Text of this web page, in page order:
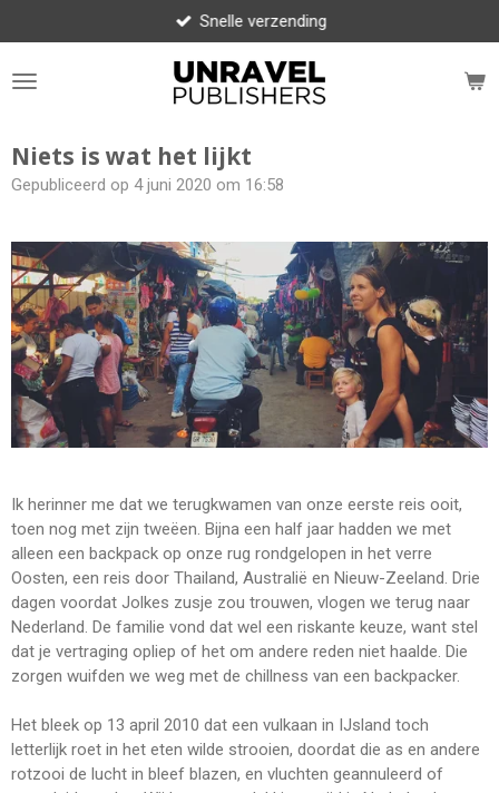
direct
naar
de
Snelle verzending
Niets is wat het lijkt
Gepubliceerd op 4 juni 2020 om 16:58
Ik herinner me dat we terugkwamen van onze eerste reis ooit,
toen nog met zijn tweëen. Bijna een half jaar hadden we met
alleen een backpack op onze rug rondgelopen in het verre
Oosten, een reis door Thailand, Australië en Nieuw-Zeeland. Drie
dagen voordat Jolkes zusje zou trouwen, vlogen we terug naar
Nederland. De familie vond dat wel een riskante keuze, want stel
dat je vertraging opliep of het om andere reden niet haalde. Die
zorgen wuifden we weg met de chillness van een backpacker.
Het bleek op 13 april 2010 dat een vulkaan in IJsland toch
letterlijk roet in het eten wilde strooien, doordat die as en andere
rotzooi de lucht in bleef blazen, en vluchten geannuleerd of